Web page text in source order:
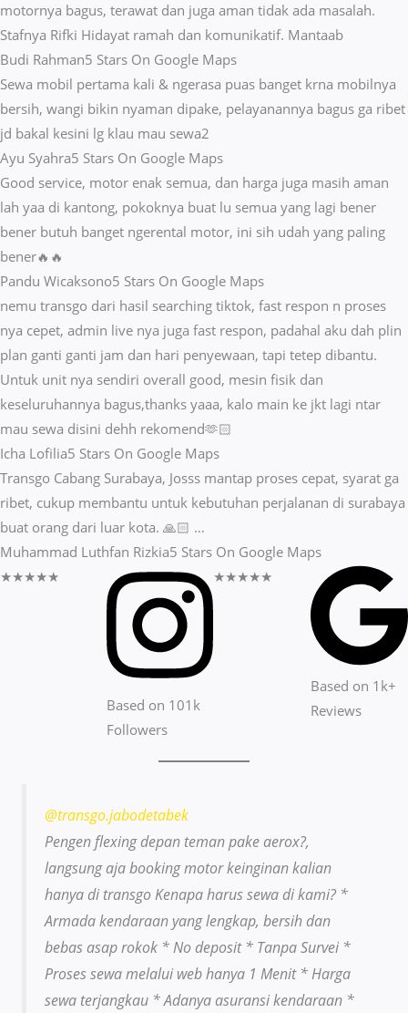
motornya bagus, terawat dan juga aman tidak ada masalah.
Stafnya Rifki Hidayat ramah dan komunikatif. Mantaab
Budi Rahman5 Stars On Google Maps
Sewa mobil pertama kali & ngerasa puas banget krna mobilnya
bersih, wangi bikin nyaman dipake, pelayanannya bagus ga ribet
jd bakal kesini lg klau mau sewa2
Ayu Syahra5 Stars On Google Maps
Good service, motor enak semua, dan harga juga masih aman
lah yaa di kantong, pokoknya buat lu semua yang lagi bener
bener butuh banget ngerental motor, ini sih udah yang paling
bener🔥🔥
Pandu Wicaksono5 Stars On Google Maps
nemu transgo dari hasil searching tiktok, fast respon n proses
nya cepet, admin live nya juga fast respon, padahal aku dah plin
plan ganti ganti jam dan hari penyewaan, tapi tetep dibantu.
Untuk unit nya sendiri overall good, mesin fisik dan
keseluruhannya bagus,thanks yaaa, kalo main ke jkt lagi ntar
mau sewa disini dehh rekomend🫶🏻
Icha Lofilia5 Stars On Google Maps
Transgo Cabang Surabaya, Josss mantap proses cepat, syarat ga
ribet, cukup membantu untuk kebutuhan perjalanan di surabaya
buat orang dari luar kota. 🙏🏻 …
Muhammad Luthfan Rizkia5 Stars On Google Maps
★★★★★
Based on 101k
Followers​
★★★★★
Based on 1k+
Reviews​
@transgo.jabodetabek
Pengen flexing depan teman pake aerox?,
langsung aja booking motor keinginan kalian
hanya di transgo Kenapa harus sewa di kami? *
Armada kendaraan yang lengkap, bersih dan
bebas asap rokok * No deposit * Tanpa Survei *
Proses sewa melalui web hanya 1 Menit * Harga
sewa terjangkau * Adanya asuransi kendaraan *